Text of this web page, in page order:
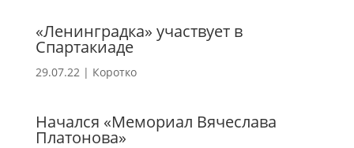
«Ленинградка» участвует в
Спартакиаде
29.07.22| Коротко
Начался «Мемориал Вячеслава
Платонова»